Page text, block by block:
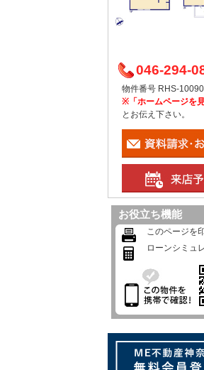
046-294-
物件番号 RHS-
※「ホームページを見
とお伝え下さい。
お役立ち機能
このページを
ローンシミュ